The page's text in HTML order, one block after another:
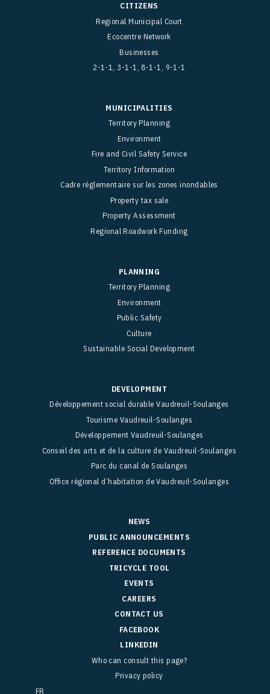
CITIZENS
Regional Municipal Court
Ecocentre Network
Businesses
2-1-1, 3-1-1, 8-1-1, 9-1-1
MUNICIPALITIES
Territory Planning
Environment
Fire and Civil Safety Service
Territory Information
Cadre réglementaire sur les zones inondables
Property tax sale
Property Assessment
Regional Roadwork Funding
PLANNING
Territory Planning
Environment
Public Safety
Culture
Sustainable Social Development
DEVELOPMENT
Développement social durable Vaudreuil-Soulanges
Tourisme Vaudreuil-Soulanges
Développement Vaudreuil-Soulanges
Conseil des arts et de la culture de Vaudreuil-Soulanges
Parc du canal de Soulanges
Office régional d’habitation de Vaudreuil-Soulanges
NEWS
PUBLIC ANNOUNCEMENTS
REFERENCE DOCUMENTS
TRICYCLE TOOL
EVENTS
CAREERS
CONTACT US
FACEBOOK
LINKEDIN
Who can consult this page?
Privacy policy
FR